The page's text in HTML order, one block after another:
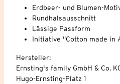
Erdbeer- und Blumen-
Rundhalsausschnitt
Lässige Passform
Initiative "Cotton made in
Hersteller:
Ernsting's family GmbH & Co.
Hugo-Ernsting-Platz 1